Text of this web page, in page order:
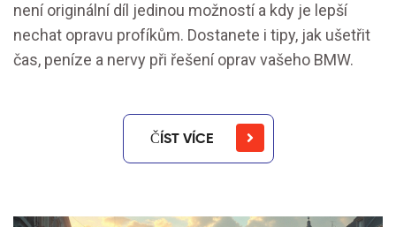
není originální díl jedinou možností a kdy je lepší
nechat opravu profíkům. Dostanete i tipy, jak ušetřit
čas, peníze a nervy při řešení oprav vašeho BMW.
ČÍST VÍCE